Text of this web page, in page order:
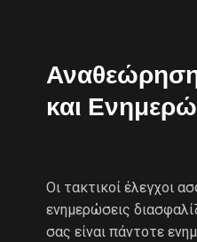
και
Οι τακτικοί έλεγχοι
ενημερώσεις
σας είναι πάντοτε